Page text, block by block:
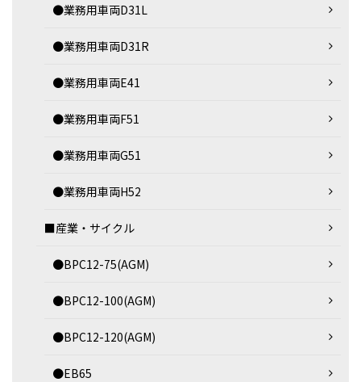
●業務用車両D31L
●業務用車両D31R
●業務用車両E41
●業務用車両F51
●業務用車両G51
●業務用車両H52
■産業・サイクル
●BPC12-75(AGM)
●BPC12-100(AGM)
●BPC12-120(AGM)
●EB65